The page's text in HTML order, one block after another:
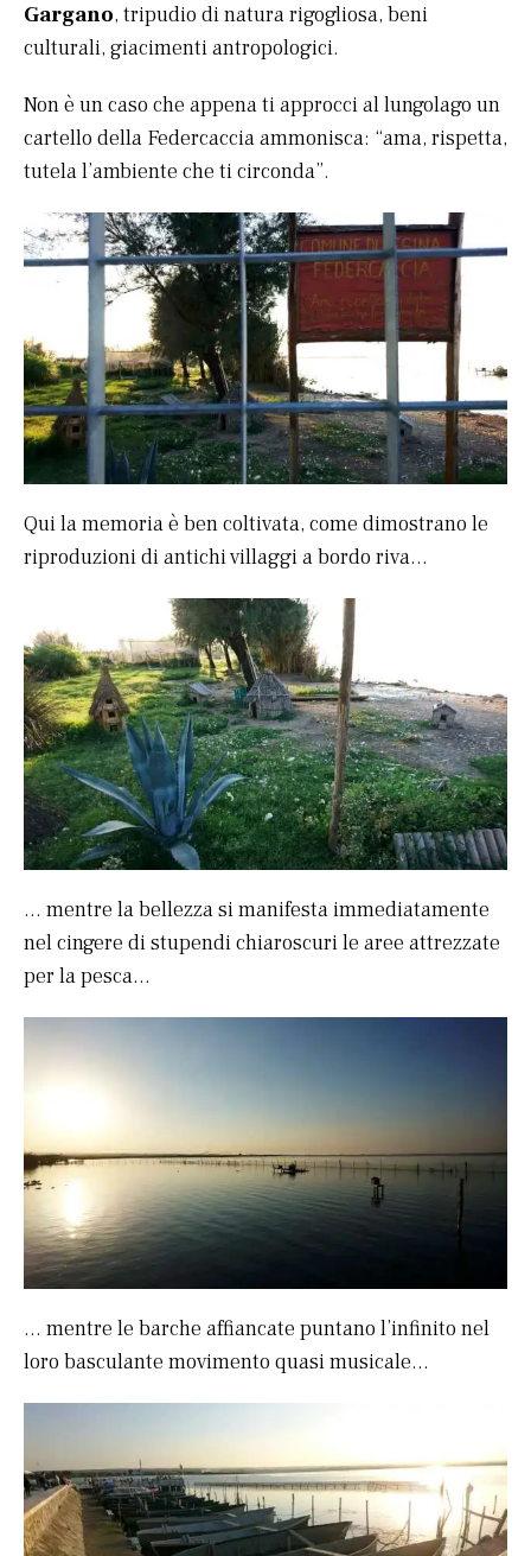
Gargano, tripudio di natura rigogliosa, beni
culturali, giacimenti antropologici.
Non è un caso che appena ti approcci al lungolago un
cartello della Federcaccia ammonisca: “ama, rispetta,
tutela l’ambiente che ti circonda”.
Qui la memoria è ben coltivata, come dimostrano le
riproduzioni di antichi villaggi a bordo riva…
… mentre la bellezza si manifesta immediatamente
nel cingere di stupendi chiaroscuri le aree attrezzate
per la pesca…
… mentre le barche affiancate puntano l’infinito nel
loro basculante movimento quasi musicale…